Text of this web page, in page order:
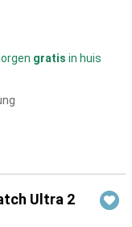
gratis in huis
Ultra 2